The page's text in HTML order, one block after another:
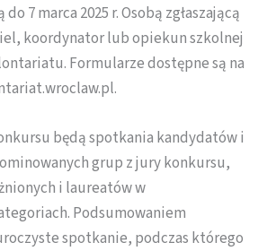
7 marca 2025 r. Osobą zgłaszającą
koordynator lub opiekun szkolnej
Formularze dostępne są na
będą spotkania kandydatów i
grup z jury konkursu,
i laureatów w
Podsumowaniem
spotkanie, podczas którego